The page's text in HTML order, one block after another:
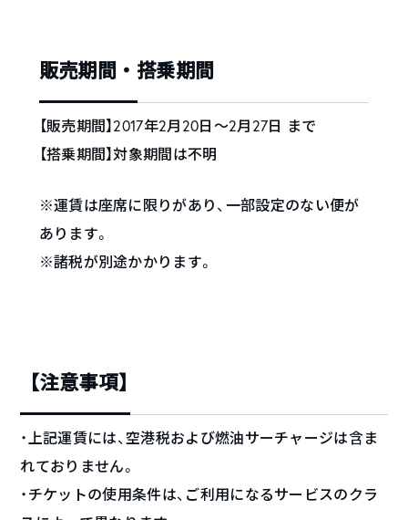
販売期間・搭乗期間
【販売期間】2017年2月20日～2月27日 まで
【搭乗期間】対象期間は不明
※運賃は座席に限りがあり、一部設定のない便が
あります。
※諸税が別途かかります。
【注意事項】
・上記運賃には、空港税および燃油サーチャージは含ま
れておりません。
・チケットの使用条件は、ご利用になるサービスのクラ